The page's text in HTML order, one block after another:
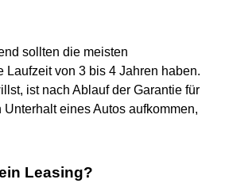
sollten die meisten
Laufzeit von 3 bis 4 Jahren haben.
ist nach Ablauf der Garantie für
eines Autos aufkommen,
Leasing?